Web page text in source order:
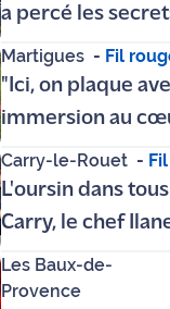
a percé les
animal à la ferme
de Figuerolles
Martigues - Fil
"Ici, on plaque
immersion au
l'ovale au
Carry-le-Rouet -
L'oursin dans
Carry, le chef
sublime le "roi de
Les Baux-de-
Provence